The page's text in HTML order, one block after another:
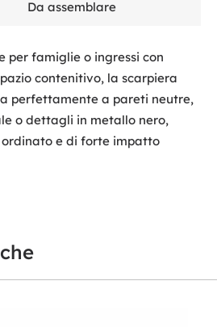
Da assemblare
per famiglie o ingressi con
contenitivo, la scarpiera
perfettamente a pareti neutre,
o dettagli in metallo nero,
e di forte impatto